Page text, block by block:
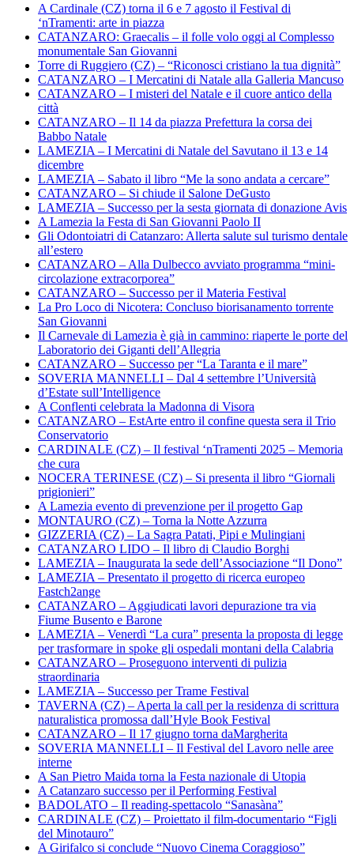
A Cardinale (CZ) torna il 6 e 7 agosto il Festival di
‘nTramenti: arte in piazza
CATANZARO: Graecalis – il folle volo oggi al Complesso
monumentale San Giovanni
Torre di Ruggiero (CZ) – “Riconosci cristiano la tua dignità”
CATANZARO – I Mercatini di Natale alla Galleria Mancuso
CATANZARO – I misteri del Natale e il cuore antico della
città
CATANZARO – Il 14 da piazza Prefettura la corsa dei
Babbo Natale
LAMEZIA – I Mercatini di Natale del Savutano il 13 e 14
dicembre
LAMEZIA – Sabato il libro “Me la sono andata a cercare”
CATANZARO – Si chiude il Salone DeGusto
LAMEZIA – Successo per la sesta giornata di donazione Avis
A Lamezia la Festa di San Giovanni Paolo II
Gli Odontoiatri di Catanzaro: Allerta salute sul turismo dentale
all’estero
CATANZARO – Alla Dulbecco avviato programma “mini-
circolazione extracorporea”
CATANZARO – Successo per il Materia Festival
La Pro Loco di Nicotera: Concluso biorisanamento torrente
San Giovanni
Il Carnevale di Lamezia è già in cammino: riaperte le porte del
Laboratorio dei Giganti dell’Allegria
CATANZARO – Successo per “La Taranta e il mare”
SOVERIA MANNELLI – Dal 4 settembre l’Università
d’Estate sull’Intelligence
A Conflenti celebrata la Madonna di Visora
CATANZARO – EstArte entro il confine questa sera il Trio
Conservatorio
CARDINALE (CZ) – Il festival ‘nTramenti 2025 – Memoria
che cura
NOCERA TERINESE (CZ) – Si presenta il libro “Giornali
prigionieri”
A Lamezia evento di prevenzione per il progetto Gap
MONTAURO (CZ) – Torna la Notte Azzurra
GIZZERIA (CZ) – La Sagra Patati, Pipi e Mulingiani
CATANZARO LIDO – Il libro di Claudio Borghi
LAMEZIA – Inaugurata la sede dell’Associazione “Il Dono”
LAMEZIA – Presentato il progetto di ricerca europeo
Fastch2ange
CATANZARO – Aggiudicati lavori depurazione tra via
Fiume Busento e Barone
LAMEZIA – Venerdì “La cura” presenta la proposta di legge
per trasformare in spoke gli ospedali montani della Calabria
CATANZARO – Proseguono interventi di pulizia
straordinaria
LAMEZIA – Successo per Trame Festival
TAVERNA (CZ) – Aperta la call per la residenza di scrittura
naturalistica promossa dall’Hyle Book Festival
CATANZARO – Il 17 giugno torna daMargherita
SOVERIA MANNELLI – Il Festival del Lavoro nelle aree
interne
A San Pietro Maida torna la Festa nazionale di Utopia
A Catanzaro successo per il Performing Festival
BADOLATO – Il reading-spettacolo “Sanasàna”
CARDINALE (CZ) – Proiettato il film-documentario “Figli
del Minotauro”
A Girifalco si conclude “Nuovo Cinema Coraggioso”